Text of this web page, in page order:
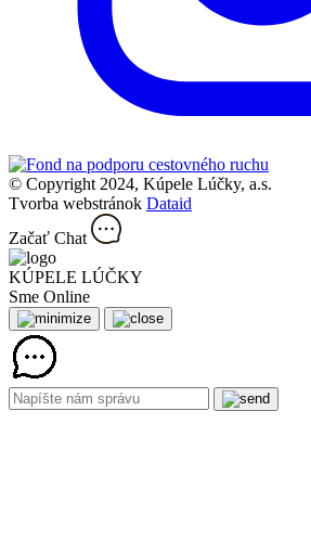
© Copyright 2024, Kúpele Lúčky, a.s.
Tvorba webstránok Dataid
Začať Chat
KÚPELE LÚČKY
Sme Online